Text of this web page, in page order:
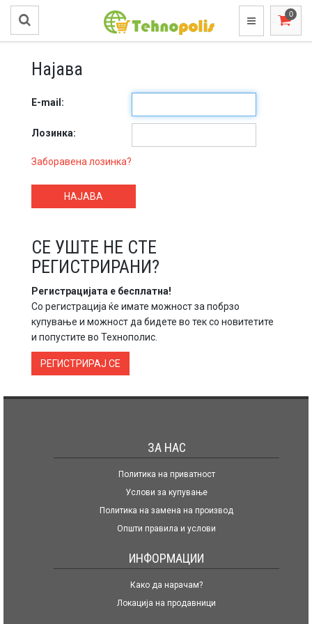
Најава
E-mail:
Лозинка:
Заборавена лозинка?
НАЈАВА
СЕ УШТЕ НЕ СТЕ
РЕГИСТРИРАНИ?
Регистрацијата е бесплатна!
Со регистрација ќе имате можност за побрзо
купување и можност да бидете во тек со новитетите
и попустите во Технополис.
РЕГИСТРИРАЈ СЕ
ЗА НАС
Политика на приватност
Услови за купување
Политика на замена на производ
Општи правила и услови
ИНФОРМАЦИИ
Како да нарачам?
Локација на продавници